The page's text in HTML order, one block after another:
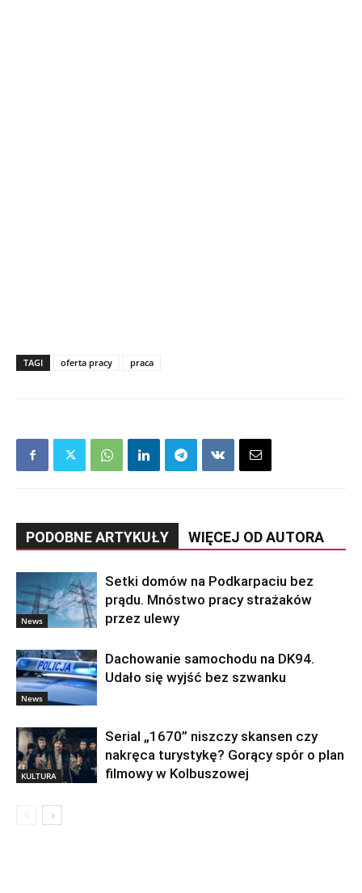
TAGI oferta pracy praca
PODOBNE ARTYKUŁY WIĘCEJ OD AUTORA
News
Setki domów na Podkarpaciu bez
prądu. Mnóstwo pracy strażaków
przez ulewy
News
Dachowanie samochodu na DK94.
Udało się wyjść bez szwanku
KULTURA
Serial „1670” niszczy skansen czy
nakręca turystykę? Gorący spór o plan
filmowy w Kolbuszowej